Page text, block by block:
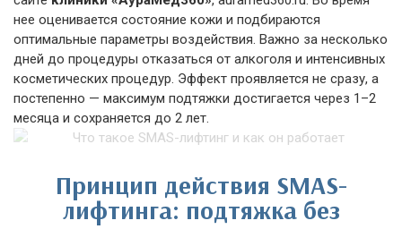
нее оценивается состояние кожи и подбираются
оптимальные параметры воздействия. Важно за несколько
дней до процедуры отказаться от алкоголя и интенсивных
косметических процедур. Эффект проявляется не сразу, а
постепенно — максимум подтяжки достигается через 1–2
месяца и сохраняется до 2 лет.
Принцип действия SMAS-
лифтинга: подтяжка без